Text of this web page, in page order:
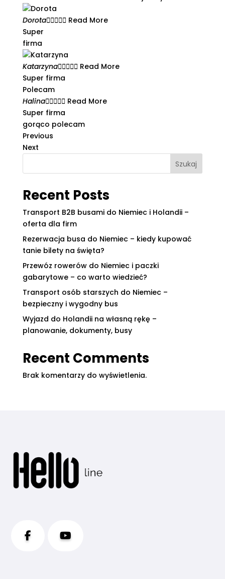
Dorota Read More
Super
firma
Katarzyna Read More
Super firma
Polecam
Halina Read More
Super firma
gorąco polecam
Previous
Next
Szukaj
Recent Posts
Transport B2B busami do Niemiec i Holandii –
oferta dla firm
Rezerwacja busa do Niemiec – kiedy kupować
tanie bilety na święta?
Przewóz rowerów do Niemiec i paczki
gabarytowe – co warto wiedzieć?
Transport osób starszych do Niemiec –
bezpieczny i wygodny bus
Wyjazd do Holandii na własną rękę –
planowanie, dokumenty, busy
Recent Comments
Brak komentarzy do wyświetlenia.